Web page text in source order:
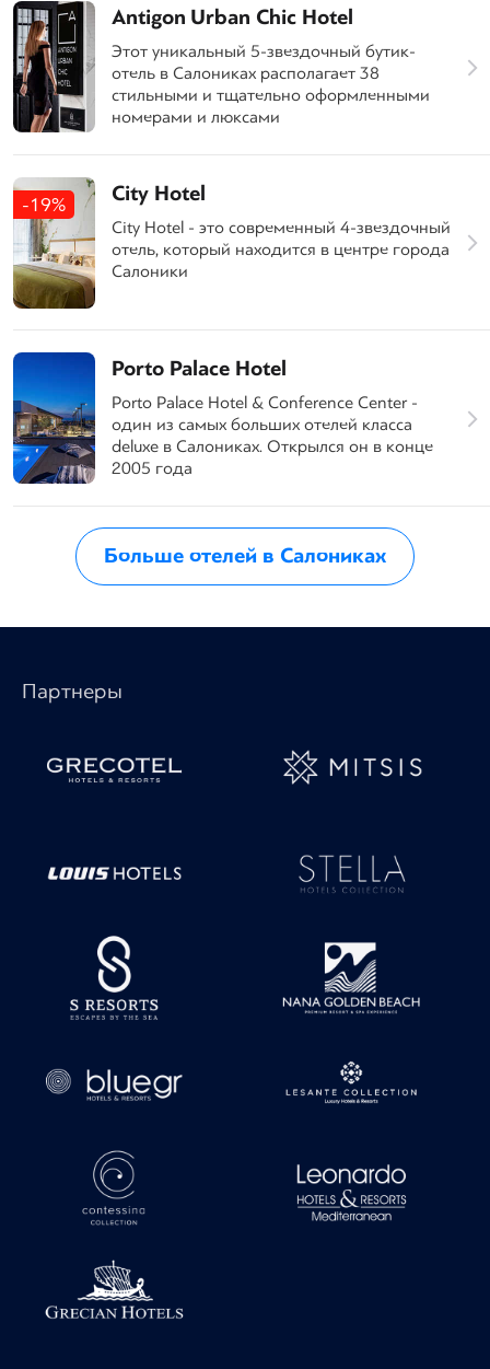
Antigon Urban Chic Hotel
Этот уникальный 5-звездочный бутик-
отель в Салониках располагает 38
стильными и тщательно оформленными
номерами и люксами
-19% City Hotel
City Hotel - это современный 4-звездочный
отель, который находится в центре города
Салоники
Porto Palace Hotel
Porto Palace Hotel & Conference Center -
один из самых больших отелей класса
deluxe в Салониках. Открылся он в конце
2005 года
Больше отелей в Салониках
Партнеры